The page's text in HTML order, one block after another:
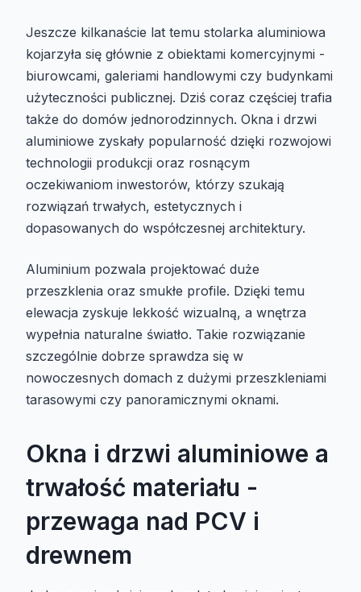
Jeszcze kilkanaście lat temu stolarka aluminiowa
kojarzyła się głównie z obiektami komercyjnymi -
biurowcami, galeriami handlowymi czy budynkami
użyteczności publicznej. Dziś coraz częściej trafia
także do domów jednorodzinnych. Okna i drzwi
aluminiowe zyskały popularność dzięki rozwojowi
technologii produkcji oraz rosnącym
oczekiwaniom inwestorów, którzy szukają
rozwiązań trwałych, estetycznych i
dopasowanych do współczesnej architektury.
Aluminium pozwala projektować duże
przeszklenia oraz smukłe profile. Dzięki temu
elewacja zyskuje lekkość wizualną, a wnętrza
wypełnia naturalne światło. Takie rozwiązanie
szczególnie dobrze sprawdza się w
nowoczesnych domach z dużymi przeszkleniami
tarasowymi czy panoramicznymi oknami.
Okna i drzwi aluminiowe a
trwałość materiału -
przewaga nad PCV i
drewnem